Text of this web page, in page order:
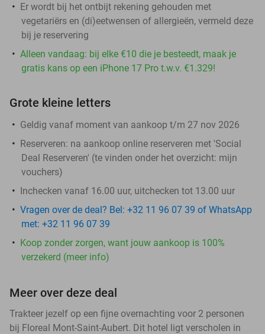
Er wordt bij het ontbijt rekening gehouden met
vegetariërs en (di)eetwensen of allergieën, vermeld deze
bij je reservering
Alleen vandaag: bij elke €10 die je besteedt, maak je
gratis kans op een iPhone 17 Pro t.w.v. €1.329!
Grote kleine letters
Geldig vanaf moment van aankoop t/m 27 nov 2026
Reserveren: na aankoop online reserveren met 'Social
Deal Reserveren' (te vinden onder het overzicht: mijn
vouchers)
Inchecken vanaf 16.00 uur, uitchecken tot 13.00 uur
Vragen over de deal? Bel: +32 11 96 07 39 of WhatsApp
met: +32 11 96 07 39
Koop zonder zorgen, want jouw aankoop is 100%
verzekerd (meer info)
Meer over deze deal
Trakteer jezelf op een fijne overnachting voor 2 personen
bij Floreal Mont-Saint-Aubert. Dit hotel ligt verscholen in